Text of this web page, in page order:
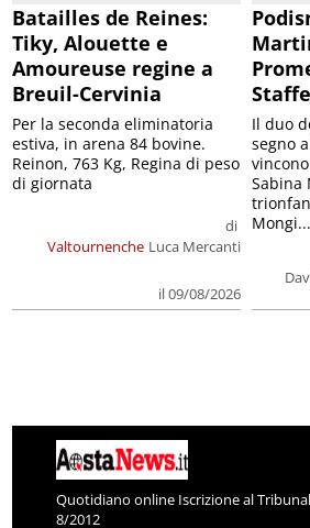
Batailles de Reines:
Tiky, Alouette e
Amoureuse regine a
Breuil-Cervinia
Valtournenche
di
Luca Mercanti
il 09/08/2026
Per la seconda eliminatoria
estiva, in arena 84 bovine.
Reinon, 763 Kg, Regina di peso
di giornata
Il duo
segno
Sabina
Mongi...
Quotidiano online Iscrizione al
8/2012